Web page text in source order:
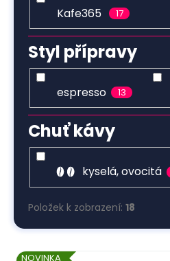
Kafe365 17
Styl přípravy
espresso 13
Chuť kávy
kyselá, ovocitá
Položek k zobrazení: 18
VNOVINKA